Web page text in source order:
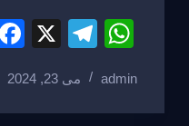
W
at
T
e
X
admin می 23, 2024